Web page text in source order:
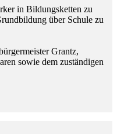
in Bildungsketten zu
über Schule zu
Grantz,
sowie dem zuständigen